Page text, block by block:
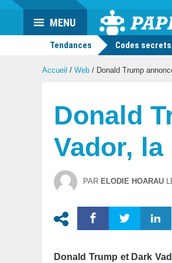
Actu
geek
MENU
Tendances Codes
Accueil / Web / Donald Trump
Donald
Vador,
PAR ELODIE HOARAU
Donald Trump et Dark